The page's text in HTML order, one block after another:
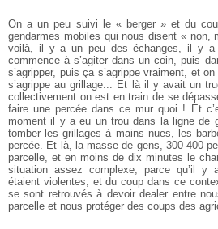
On a un peu suivi le « berger » et du
gendarmes mobiles qui nous disent « non,
voilà, il y a un peu des échanges, il y
commence à s’agiter dans un coin, puis
s’agripper, puis ça s’agrippe vraiment, et
s’agrippe au grillage... Et là il y avait un
collectivement on est en train de se
faire une percée dans ce mur quoi ! Et
moment il y a eu un trou dans la ligne de
tomber les grillages à mains nues, les
percée. Et là, la masse de gens, 300-400
parcelle, et en moins de dix minutes le
situation assez complexe, parce qu’il y
étaient violentes, et du coup dans ce
se sont retrouvés à devoir dealer entre
parcelle et nous protéger des coups des